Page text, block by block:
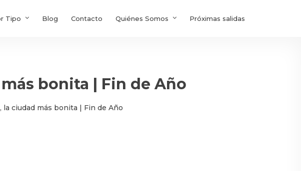
Tipo Blog Contacto Quiénes Somos Próximas salidas
bonita | Fin de Año
la ciudad más bonita | Fin de Año